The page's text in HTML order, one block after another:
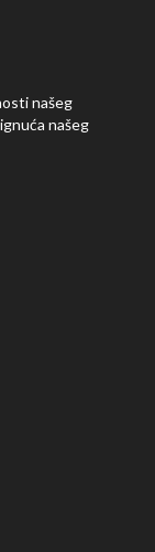
našeg
našeg